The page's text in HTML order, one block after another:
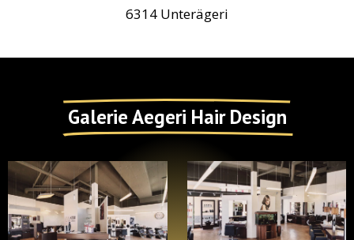
6314 Unterägeri
Galerie Aegeri Hair Design